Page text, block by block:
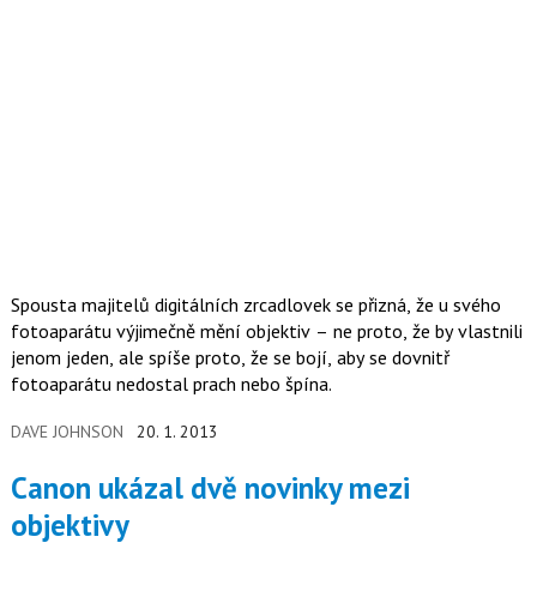
Spousta majitelů digitálních zrcadlovek se přizná, že u svého
fotoaparátu výjimečně mění objektiv – ne proto, že by vlastnili
jenom jeden, ale spíše proto, že se bojí, aby se dovnitř
fotoaparátu nedostal prach nebo špína.
DAVE JOHNSON 20. 1. 2013
Canon ukázal dvě novinky mezi
objektivy